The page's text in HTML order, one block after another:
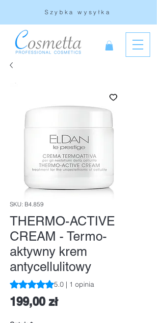
Szybka wysyłka
SKU: B4.859
THERMO-ACTIVE
CREAM - Termo-
aktywny krem
antycellulitowy
Ocena to 5.0 na pięć gwiazdek na
5.0 | 1 opinia
199,00 złCena